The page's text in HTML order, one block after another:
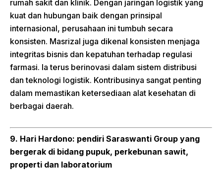
rumah sakit dan klinik. Dengan jaringan logistik yang
kuat dan hubungan baik dengan prinsipal
internasional, perusahaan ini tumbuh secara
konsisten. Masrizal juga dikenal konsisten menjaga
integritas bisnis dan kepatuhan terhadap regulasi
farmasi. Ia terus berinovasi dalam sistem distribusi
dan teknologi logistik. Kontribusinya sangat penting
dalam memastikan ketersediaan alat kesehatan di
berbagai daerah.
9. Hari Hardono: pendiri Saraswanti Group yang
bergerak di bidang pupuk, perkebunan sawit,
properti dan laboratorium